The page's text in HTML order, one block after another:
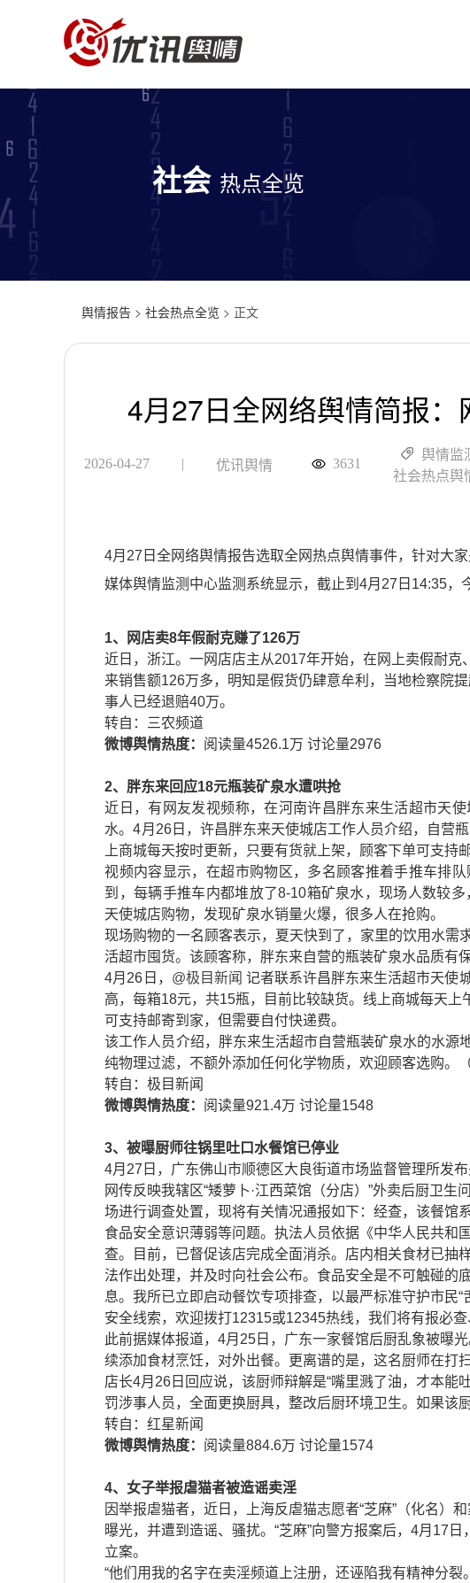
社会 热点全览
舆情报告 > 社会热点全览 > 正文
4月27日全网络舆情简报
2026-04-27 | 优讯舆情 3631
舆情监
社会热点舆
4月27日全网络舆情报告选取全网热点舆情事件，针对大
媒体舆情监测中心监测系统显示，截止到4月27日14:35，
1、网店卖8年假耐克赚了126万
近日，浙江。一网店店主从2017年开始，在网上卖假耐
来销售额126万多，明知是假货仍肆意牟利，当地检察院
事人已经退赔40万。
​转自：三农频道
微博舆情热度： 阅读量4526.1万 讨论量2976
2、胖东来回应18元瓶装矿泉水遭哄抢
近日，有网友发视频称，在河南许昌胖东来生活超市天
水。4月26日，许昌胖东来天使城店工作人员介绍，自营
上商城每天按时更新，只要有货就上架，顾客下单可支
视频内容显示，在超市购物区，多名顾客推着手推车排
到，每辆手推车内都堆放了8-10箱矿泉水，现场人数较
天使城店购物，发现矿泉水销量火爆，很多人在抢购。
现场购物的一名顾客表示，夏天快到了，家里的饮用水
活超市囤货。该顾客称，胖东来自营的瓶装矿泉水品质有
4月26日， @极目新闻 记者联系许昌胖东来生活超市天使
高，每箱18元，共15瓶，目前比较缺货。线上商城每天
可支持邮寄到家，但需要自付快递费。
该工作人员介绍，胖东来生活超市自营瓶装矿泉水的水源
纯物理过滤，不额外添加任何化学物质，欢迎顾客选购。
​​转自：极目新闻
微博舆情热度： 阅读量921.4万 讨论量1548
3、被曝厨师往锅里吐口水餐馆已停业
4月27日，广东佛山市顺德区大良街道市场监督管理所发
网传反映我辖区“矮萝卜·江西菜馆（分店）”外卖后厨卫
场进行调查处置，现将有关情况通报如下：经查，该餐馆
食品安全意识薄弱等问题。执法人员依据《中华人民共和
查。目前，已督促该店完成全面消杀。店内相关食材已抽
法作出处理，并及时向社会公布。食品安全是不可触碰的
息。我所已立即启动餐饮专项排查，以最严标准守护市民
安全线索，欢迎拨打12315或12345热线，我们将有报必查
此前据媒体报道，4月25日，广东一家餐馆后厨乱象被曝
续添加食材烹饪，对外出餐。更离谱的是，这名厨师在打
店长4月26日回应说，该厨师辩解是“嘴里溅了油，才本能
罚涉事人员，全面更换厨具，整改后厨环境卫生。如果该
​​转自：红星新闻
微博舆情热度： 阅读量884.6万 讨论量1574
4、女子举报虐猫者被造谣卖淫
因举报虐猫者，近日，上海反虐猫志愿者“芝麻”（化名）
曝光，并遭到造谣、骚扰。“芝麻”向警方报案后，4月17
立案。
“他们用我的名字在卖淫频道上注册，还诬陷我有精神分裂